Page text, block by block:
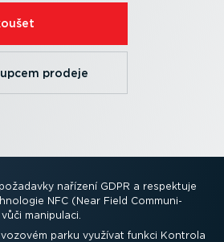
prodeje
nařízení GDPR a respektuje
NFC (Near Field Commu­ni­
manipulaci.
parku využívat funkci Kontrola